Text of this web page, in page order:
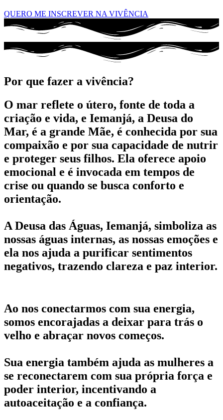
QUERO ME INSCREVER NA VIVÊNCIA
Por que fazer a vivência?
O mar reflete o útero, fonte de toda a
criação e vida, e Iemanjá, a Deusa do
Mar, é a grande Mãe, é conhecida por sua
compaixão e por sua capacidade de nutrir
e proteger seus filhos. Ela oferece apoio
emocional e é invocada em tempos de
crise ou quando se busca conforto e
orientação.
A Deusa das Águas, Iemanjá, simboliza as
nossas águas internas, as nossas emoções e
ela nos ajuda a purificar sentimentos
negativos, trazendo clareza e paz interior.
Ao nos conectarmos com sua energia,
somos encorajadas a deixar para trás o
velho e abraçar novos começos.
Sua energia também ajuda as mulheres a
se reconectarem com sua própria força e
poder interior, incentivando a
autoaceitação e a confiança.